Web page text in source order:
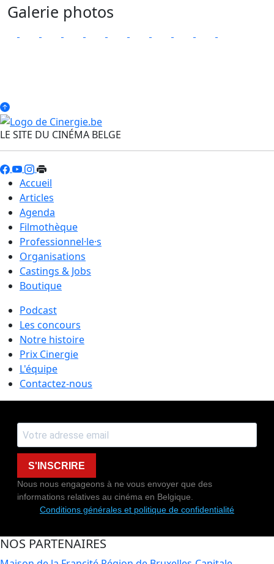
Galerie photos
LE SITE DU CINÉMA BELGE
Accueil
Articles
Agenda
Filmothèque
Professionnel·le·s
Organisations
Castings & Jobs
Boutique
Podcast
Les concours
Notre histoire
Prix Cinergie
L'équipe
Contactez-nous
S'INSCRIRE
Nous nous engageons à ne vous envoyer que des
informations relatives au cinéma en Belgique.
Conditions générales et politique de confidentialité
NOS PARTENAIRES